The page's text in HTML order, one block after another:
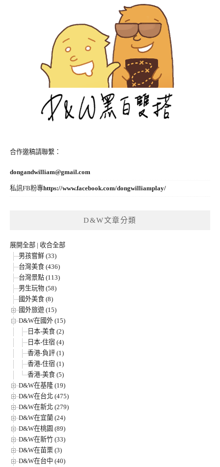
合作邀稿請聯繫：
dongandwilliam@gmail.com
私訊FB粉專https://www.facebook.com/dongwilliamplay/
D&W文章分類
展開全部 | 收合全部
男孩嘗鮮 (33)
台灣美食 (436)
台灣景點 (113)
男生玩物 (58)
國外美食 (8)
國外旅遊 (15)
D&W在國外 (15)
日本-美食 (2)
日本-住宿 (4)
香港-負評 (1)
香港-住宿 (1)
香港-美食 (5)
D&W在基隆 (19)
D&W在台北 (475)
D&W在新北 (279)
D&W在宜蘭 (24)
D&W在桃園 (89)
D&W在新竹 (33)
D&W在苗栗 (3)
D&W在台中 (40)